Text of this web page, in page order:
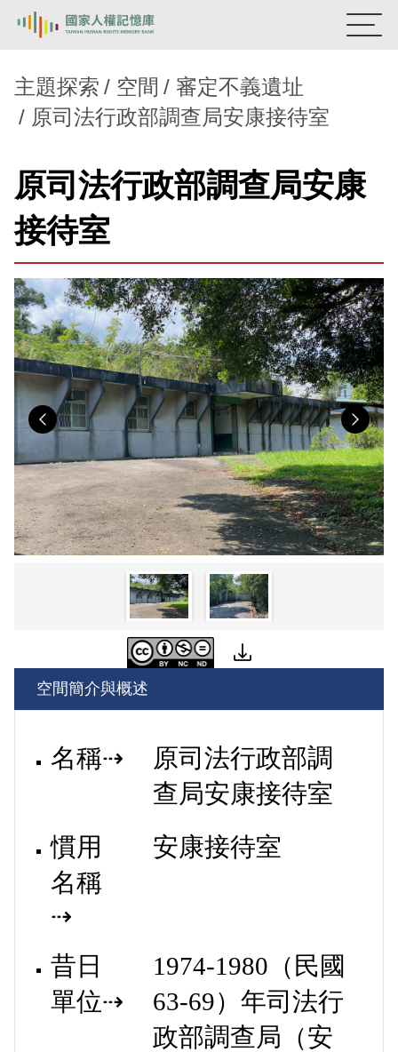
熱門關鍵字：陳孟和 李舜治 鹿窟事件
安康接待室
主題探索
背景知識
關於我們
意見信箱
主題探索 空間
審定不義遺址
原司法行政部調查局安康接待室
原司法行政部調查局安康
接待室
Previous
空間簡介與概述
名稱⇢
原司法行政部調
查局安康接待室
慣用
名稱
⇢
安康接待室
昔日
單位⇢
1974-1980 （ 民國
63-69）年司法行
政部調查局（安